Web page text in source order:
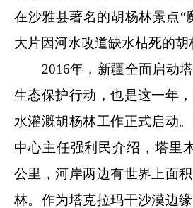
在沙雅县著名的胡杨林景点“
大片因河水改道缺水枯死的胡
2016年，新疆全面启动塔
生态保护行动，也是这一年
水灌溉胡杨林工作正式启动
中心主任强利民介绍，塔里
公里，河岸两边有世界上面
林。作为塔克拉玛干沙漠边